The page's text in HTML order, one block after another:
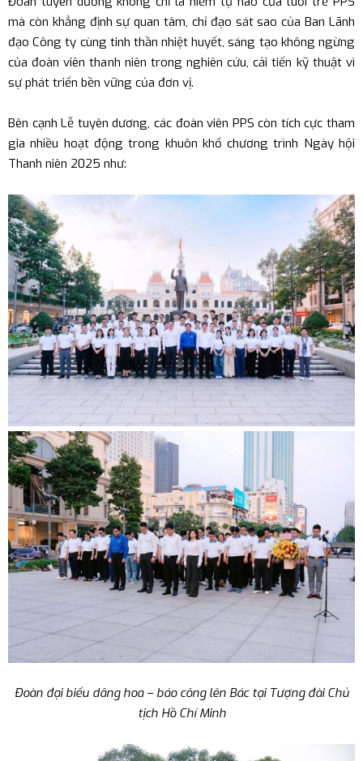
mà còn khẳng định sự quan tâm, chỉ đạo sát sao của Ban Lãnh
đạo Công ty cùng tinh thần nhiệt huyết, sáng tạo không ngừng
của đoàn viên thanh niên trong nghiên cứu, cải tiến kỹ thuật vì
sự phát triển bền vững của đơn vị.
Bên cạnh Lễ tuyên dương, các đoàn viên PPS còn tích cực tham
gia nhiều hoạt động trong khuôn khổ chương trình Ngày hội
Thanh niên 2025 như:
Đoàn đại biểu dâng hoa – báo công lên Bác tại Tượng đài Chủ
tịch Hồ Chí Minh